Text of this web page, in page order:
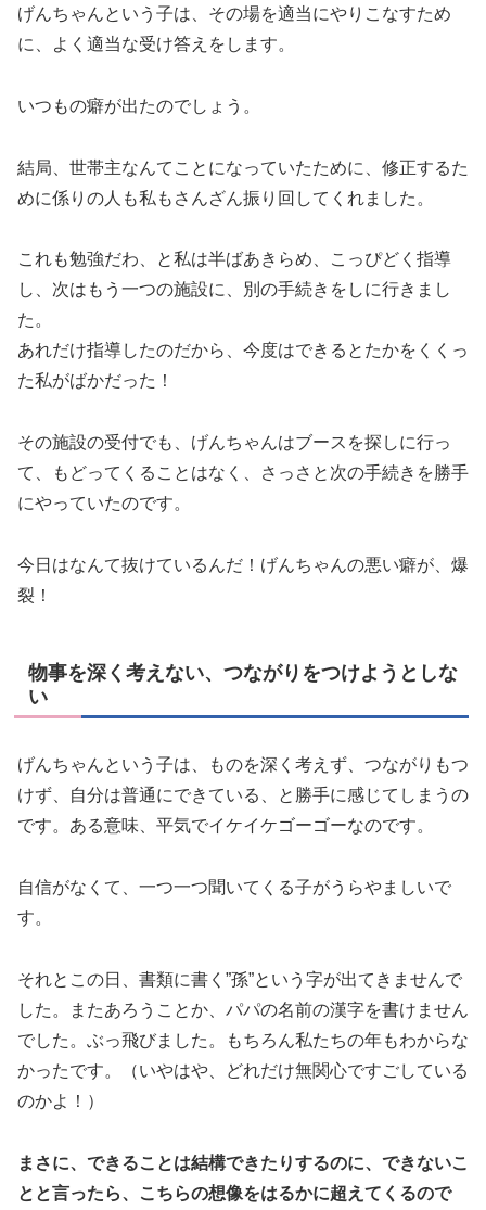
げんちゃんという子は、その場を適当にやりこなすため
に、よく適当な受け答えをします。
いつもの癖が出たのでしょう。
結局、世帯主なんてことになっていたために、修正するた
めに係りの人も私もさんざん振り回してくれました。
これも勉強だわ、と私は半ばあきらめ、こっぴどく指導
し、次はもう一つの施設に、別の手続きをしに行きまし
た。
あれだけ指導したのだから、今度はできるとたかをくくっ
た私がばかだった！
その施設の受付でも、げんちゃんはブースを探しに行っ
て、もどってくることはなく、さっさと次の手続きを勝手
にやっていたのです。
今日はなんて抜けているんだ！げんちゃんの悪い癖が、爆
裂！
物事を深く考えない、つながりをつけようとしな
い
げんちゃんという子は、ものを深く考えず、つながりもつ
けず、自分は普通にできている、と勝手に感じてしまうの
です。ある意味、平気でイケイケゴーゴーなのです。
自信がなくて、一つ一つ聞いてくる子がうらやましいで
す。
それとこの日、書類に書く”孫”という字が出てきませんで
した。またあろうことか、パパの名前の漢字を書けません
でした。ぶっ飛びました。もちろん私たちの年もわからな
かったです。（いやはや、どれだけ無関心ですごしている
のかよ！）
まさに、できることは結構できたりするのに、できないこ
とと言ったら、こちらの想像をはるかに超えてくるので